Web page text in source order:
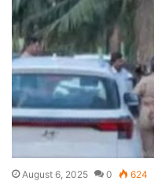
August 6, 2025 0 624